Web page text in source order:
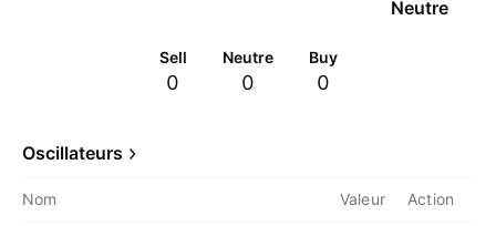
Neutre
Sell
0
Neutre
0
Buy
0
Oscillateurs
Nom Valeur Action